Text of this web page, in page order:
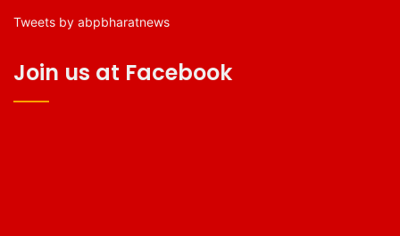
Tweets by abpbharatnews
Join us at Facebook